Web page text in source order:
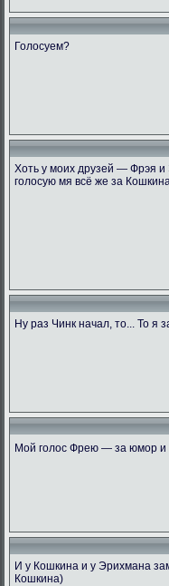
Голосуем?
Хоть у моих друзей — Фрэя и
голосую мя всё же за
Ну раз Чинк начал, то... То я
Мой голос Фрею — за юмор и
И у Кошкина и у Эрихмана
Кошкина)